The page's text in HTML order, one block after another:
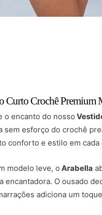
Curto Crochê Premium
o encanto do nosso
sem esforço do crochê
conforto e estilo em cada
modelo leve, o Arabella
encantadora. O ousado
adiciona um